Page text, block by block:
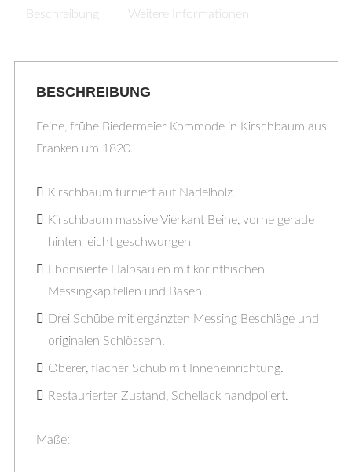
Beschreibung Weitere Informationen
BESCHREIBUNG
Feine, frühe Biedermeier Kommode in Kirschbaum aus
Franken um 1820.
Kirschbaum furniert auf Nadelholz.
Kirschbaum massive Vierkant Beine, vorne gerade
hinten leicht geschwungen
Ebonisierte Halbsäulen mit korinthischen
Messingkapitellen und Basen.
Drei Schübe mit ergänzten Messing Beschläge und
originalen Schlössern.
Oberer, flacher Schub mit Inneneinrichtung.
Restaurierter Zustand, Schellack handpoliert.
Maße: